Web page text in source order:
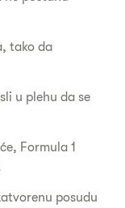
tako da
u plehu da se
Formula 1
posudu